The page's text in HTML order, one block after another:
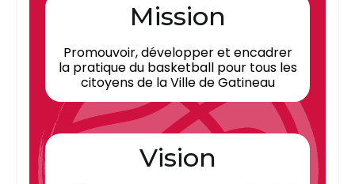
Mission
Promouvoir, développer et encadrer
la pratique du basketball pour tous les
citoyens de la Ville de Gatineau
Vision